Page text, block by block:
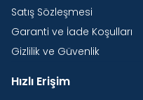
Satış Sözleşmesi
Garanti ve İade Koşulları
Gizlilik ve Güvenlik
Hızlı Erişim